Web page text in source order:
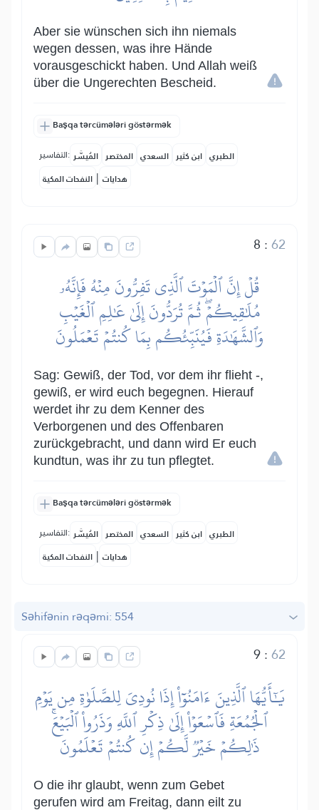
Aber sie wünschen sich ihn niemals
wegen dessen, was ihre Hände
vorausgeschickt haben. Und Allah weiß
über die Ungerechten Bescheid.
Başqa tərcümələri göstərmək
التفاسير: المُيسَّر المختصر السعدي ابن كثير الطبري
النفحات المكية | هدايات
8 :62
قُلۡ إِنَّ ٱلۡمَوۡتَ ٱلَّذِي تَفِرُّونَ مِنۡهُ فَإِنَّهُۥ
مُلَٰقِيكُمۡۖ ثُمَّ تُرَدُّونَ إِلَىٰ عَٰلِمِ ٱلۡغَيۡبِ
وَٱلشَّهَٰدَةِ فَيُنَبِّئُكُم بِمَا كُنتُمۡ تَعۡمَلُونَ
Sag: Gewiß, der Tod, vor dem ihr flieht -,
gewiß, er wird euch begegnen. Hierauf
werdet ihr zu dem Kenner des
Verborgenen und des Offenbaren
zurückgebracht, und dann wird Er euch
kundtun, was ihr zu tun pflegtet.
Başqa tərcümələri göstərmək
التفاسير: المُيسَّر المختصر السعدي ابن كثير الطبري
النفحات المكية | هدايات
Səhifənin rəqəmi: 554
9:62
يَٰٓأَيُّهَا ٱلَّذِينَ ءَامَنُوٓاْ إِذَا نُودِيَ لِلصَّلَوٰةِ مِن يَوۡمِ
ٱلۡجُمُعَةِ فَٱسۡعَوۡاْ إِلَىٰ ذِكۡرِ ٱللَّهِ وَذَرُواْ ٱلۡبَيۡعَۚ
ذَٰلِكُمۡ خَيۡرٞ لَّكُمۡ إِن كُنتُمۡ تَعۡلَمُونَ
O die ihr glaubt, wenn zum Gebet
gerufen wird am Freitag, dann eilt zu